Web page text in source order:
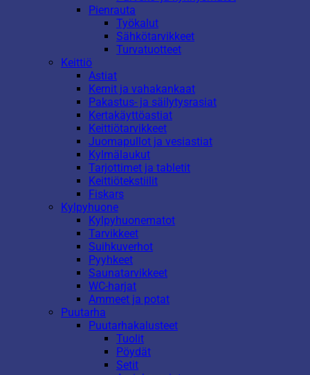
Pienrauta
Työkalut
Sähkötarvikkeet
Turvatuotteet
Keittiö
Astiat
Kernit ja vahakankaat
Pakastus- ja säilytysrasiat
Kertakäyttöastiat
Keittiötarvikkeet
Juomapullot ja vesiastiat
Kylmälaukut
Tarjottimet ja tabletit
Keittiötekstiilit
Fiskars
Kylpyhuone
Kylpyhuonematot
Tarvikkeet
Suihkuverhot
Pyyhkeet
Saunatarvikkeet
WC-harjat
Ammeet ja potat
Puutarha
Puutarhakalusteet
Tuolit
Pöydät
Setit